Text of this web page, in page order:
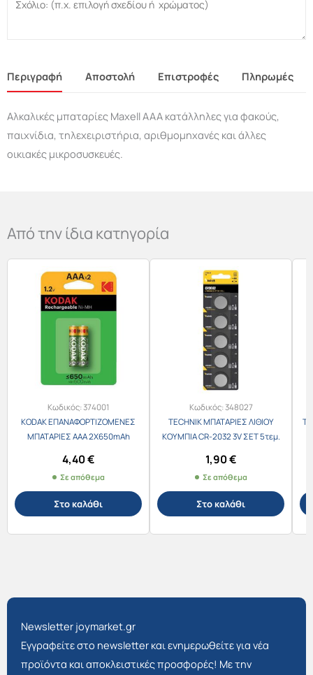
Περιγραφή Αποστολή Επιστροφές Πληρωμές
Αλκαλικές μπαταρίες Maxell AAA κατάλληλες για φακούς,
παιχνίδια, τηλεχειριστήρια, αριθμομηχανές και άλλες
οικιακές μικροσυσκευές.
Από την ίδια κατηγορία
Κωδικός:374001
KODAK ΕΠΑΝΑΦΟΡΤΙΖΟΜΕΝΕΣ
ΜΠΑΤΑΡΙΕΣ ΑΑΑ 2Χ650mAh
4,40€
Σε απόθεμα
Στο καλάθι
Κωδικός:348027
TECHNIK ΜΠΑΤΑΡΙΕΣ ΛΙΘΙΟΥ
ΚΟΥΜΠΙΑ CR-2032 3V ΣΕΤ 5τεμ.
1,90€
Σε απόθεμα
Στο καλάθι
Newsletter joymarket.gr
Εγγραφείτε στο newsletter και ενημερωθείτε για νέα
προϊόντα και αποκλειστικές προσφορές! Με την